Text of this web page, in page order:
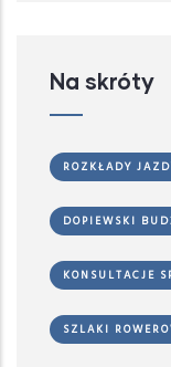
Na skróty
ROZKŁADY
DOPIEWSKI
KONSULTACJE
SZLAKI